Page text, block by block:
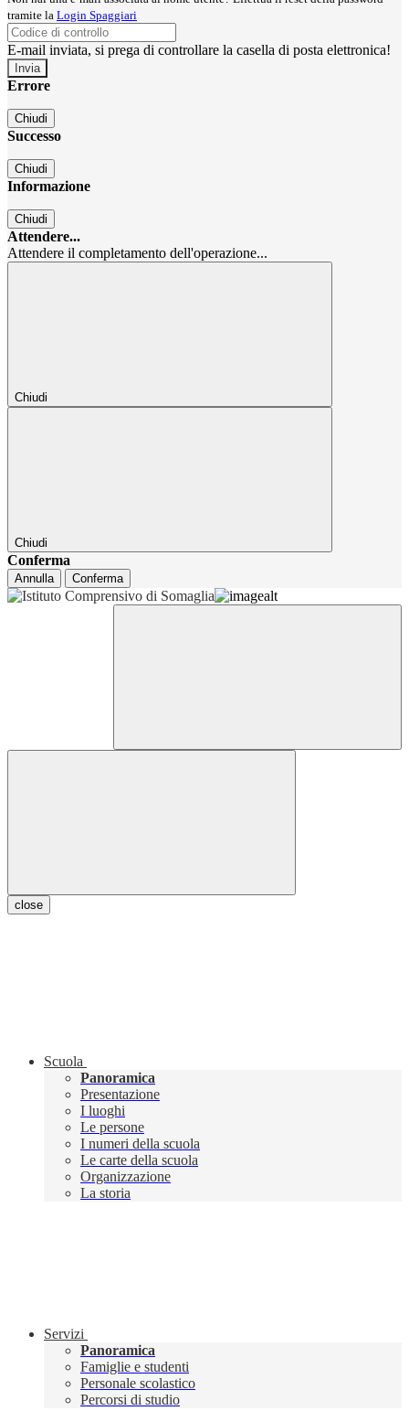
tramite la Login Spaggiari
E-mail inviata, si prega di controllare la casella di posta elettronica!
Errore
Chiudi
Successo
Chiudi
Informazione
Chiudi
Attendere...
Attendere il completamento dell'operazione...
Chiudi
Chiudi
Conferma
Annulla Conferma
close
Scuola
Panoramica
Presentazione
I luoghi
Le persone
I numeri della scuola
Le carte della scuola
Organizzazione
La storia
Servizi
Panoramica
Famiglie e studenti
Personale scolastico
Percorsi di studio